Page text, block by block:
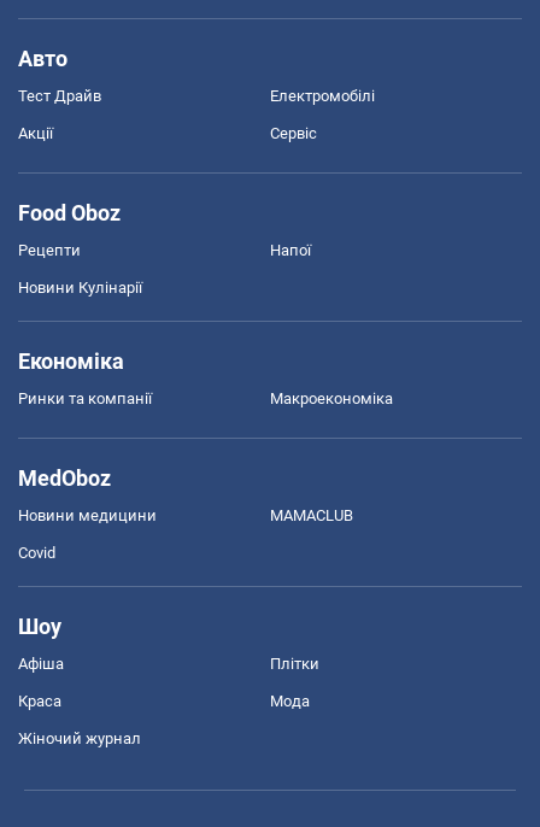
Авто
Тест Драйв Електромобілі
Акції Сервіс
Food Oboz
Рецепти Напої
Новини Кулінарії
Економіка
Ринки та компанії Макроекономіка
MedOboz
Новини медицини MAMACLUB
Covid
Шоу
Афіша Плітки
Краса Мода
Жіночий журнал